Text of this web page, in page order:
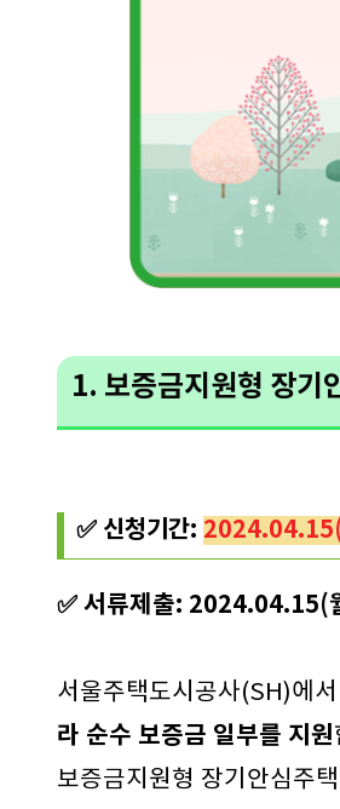
1. 보증금지원형 장기
✅ 신청기간:
✅ 서류제출: 2024.04.15(
서울주택도시공사(SH)에
라 순수 보증금 일부를 지원
보증금지원형 장기안심주